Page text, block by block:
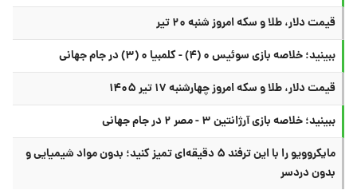
قیمت دلار، طلا و سکه امروز شنبه ۲۰ تیر
ببینید؛ خلاصه بازی سوئیس ۰ (۴) - کلمبیا ۰ (۳) در جام جهانی
قیمت دلار، طلا و سکه امروز چهارشنبه ۱۷ تیر ۱۴۰۵
ببینید؛ خلاصه بازی آرژانتین ۳ - مصر ۲ در جام جهانی
مایکروویو را با این ترفند ۵ دقیقه‌ای تمیز کنید؛ بدون مواد شیمیایی و
بدون دردسر